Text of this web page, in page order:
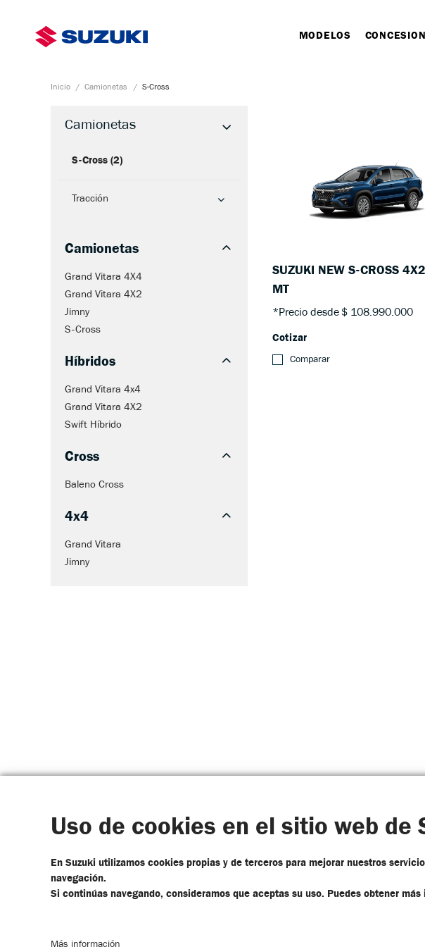
MODELOS
Camionetas S-Cross
Camionetas
S-Cross (2)
Tracción
Camionetas
Grand Vitara 4X4
Grand Vitara 4X2
Jimny
S-Cross
Híbridos
Grand Vitara 4x4
Grand Vitara 4X2
Swift Híbrido
Cross
Baleno Cross
4x4
Grand Vitara
Jimny
SUZUKI NEW S-CROSS
MT
*Precio desde $ 108.990.000
Cotizar
Comparar
Cotizar Financiar
Uso de cookies en el sitio web de
En Suzuki utilizamos cookies propias y de terceros para mejorar nuestros
navegación.
Si continúas navegando, consideramos que aceptas su uso. Puedes obtener